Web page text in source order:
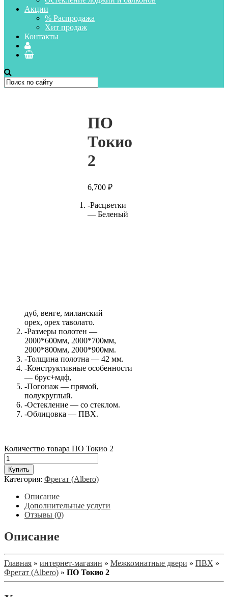
Акции
% Распродажа
Хит продаж
Контакты
ПО
Токио
2
6,700₽
-Расцветки
— Беленый
дуб, венге, миланский
орех, орех таволато.
-Размеры полотен —
2000*600мм, 2000*700мм,
2000*800мм, 2000*900мм.
-Толщина полотна — 42 мм.
-Конструктивные особенности
— брус+мдф,
-Погонаж — прямой,
полукруглый.
-Остекление — со стеклом.
-Облицовка — ПВХ.
Количество товара ПО Токио 2
Купить
Категория: Фрегат (Albero)
Описание
Дополнительные услуги
Отзывы (0)
Описание
Главная » интернет-магазин » Межкомнатные двери » ПВХ »
Фрегат (Albero) » ПО Токио 2